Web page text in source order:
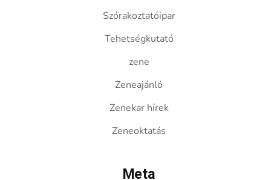
Szórakoztatóipar
Tehetségkutató
zene
Zeneajánló
Zenekar hírek
Zeneoktatás
Meta